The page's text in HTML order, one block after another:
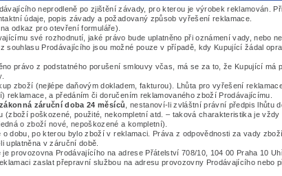
neprodleně po zjištění závady, pro kterou je výrobek reklamován.
údaje, popis závady a požadovaný způsob vyřešení reklamace.
odkaz pro otevření formuláře).
své rozhodnutí, jaké právo bude uplatněno při oznámení vady, nebo
souhlasu Prodávajícího jsou možné pouze v případě, kdy Kupující žádal
právo z podstatného porušení smlouvy včas, má se za to, že Kupující má
zboží (nejlépe daňovým dokladem, fakturou). Lhůta pro vyřešení
reklamace, a předáním či doručením reklamovaného zboží Prodávajícímu.
zákonná záruční doba 24 měsíců, nestanoví-li zvláštní právní předpis lhůtu
(zboží poškozené, použité, nekompletní atd. – taková charakteristika je vždy
o zboží nové, nepoškozené a kompletní).
o dobu, po kterou bylo zboží v reklamaci. Práva z odpovědnosti za vady
uplatněna v záruční době.
provozovna Prodávajícího na adrese Přátelství 708/10, 104 00 Praha 10
zaslat přepravní službou na adresu provozovny Prodávajícího nebo